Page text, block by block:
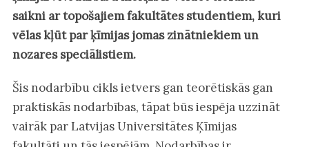
saikni ar topošajiem fakultātes studentiem, kuri
vēlas kļūt par ķīmijas jomas zinātniekiem un
nozares speciālistiem.
Šis nodarbību cikls ietvers gan teorētiskās gan
praktiskās nodarbības, tāpat būs iespēja uzzināt
vairāk par Latvijas Universitātes Ķīmijas